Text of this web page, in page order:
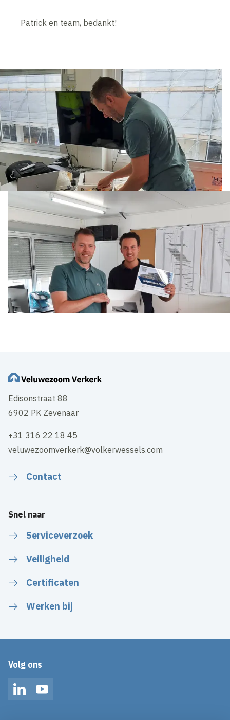
Patrick en team, bedankt!
Edisonstraat 88
6902 PK Zevenaar
+31 316 22 18 45
veluwezoomverkerk@volkerwessels.com
Contact
Snel naar
Serviceverzoek
Veiligheid
Certificaten
Werken bij
Volg ons
LinkedInYouTube